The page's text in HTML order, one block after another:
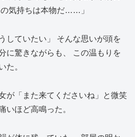
気持ちは本物だ……」
していたい」 そんな思いが頭を
に驚きながらも、 この温もりを
た。
が「また来てくださいね」と微笑
いほど高鳴った。